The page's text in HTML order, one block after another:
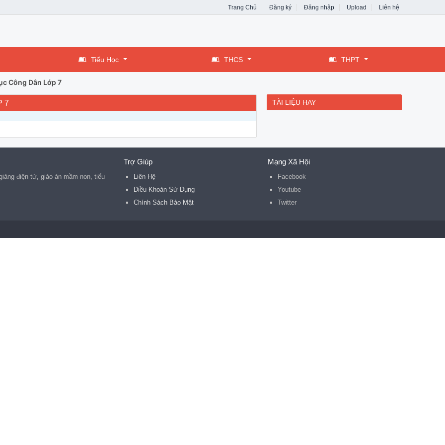
Trang Chủ Đăng ký Đăng nhập Upload Liên hệ
Tiểu Học THCS THPT
Công Dân Lớp 7
7 TÀI LIỆU HAY
điện tử, giáo án mầm non, tiểu
Trợ Giúp
Liên Hệ
Điều Khoản Sử Dụng
Chính Sách Bảo Mật
Mạng Xã Hội
Facebook
Youtube
Twitter